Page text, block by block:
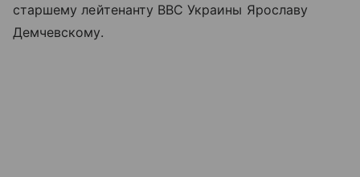
старшему лейтенанту ВВС Украины Ярославу
Демчевскому.